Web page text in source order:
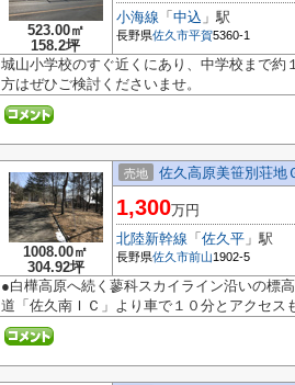
523.00㎡
158.2坪
小海線 「 中込 」駅
長野県佐久市平賀5360-1
城山小学校のすぐ近くにあり、中学校まで
方はぜひご検討くださいませ。
1008.00㎡
304.92坪
売地 佐久高原美笹別荘地
1,300万円
北陸新幹線 「 佐久平 」駅
長野県佐久市前山1902-5
●白樺高原へ続く蓼科スカイライン沿いの標
道「佐久南ＩＣ」より車で１０分とアクセス